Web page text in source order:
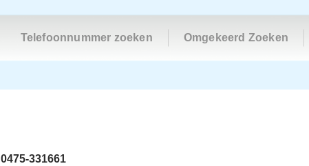
Telefoonnummer zoeken Omgekeerd Zoeken
0475-331661